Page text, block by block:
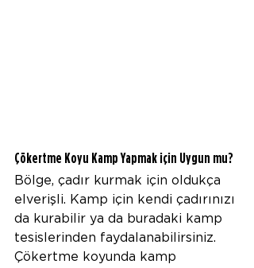
Çökertme Koyu Kamp Yapmak için Uygun mu?
Bölge, çadır kurmak için oldukça
elverişli. Kamp için kendi çadırınızı
da kurabilir ya da buradaki kamp
tesislerinden faydalanabilirsiniz.
Çökertme koyunda kamp